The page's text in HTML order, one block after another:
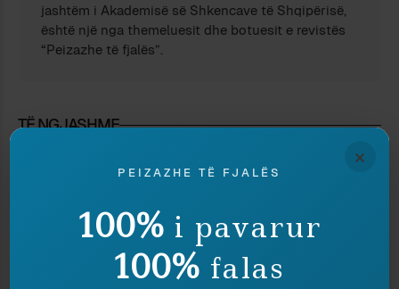
jashtëm i Akademisë së Shkencave të Shqipërisë,
është një nga themeluesit dhe botuesit e revistës
“Peizazhe të fjalës”.
TË NGJASHME
×
PEIZAZHE TË FJALËS
100% i pavarur
100% falas